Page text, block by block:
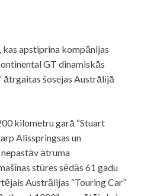
kas apstiprina kompānijas
GT dinamiskās
ātrgaitas šosejas Austrālijā
kilometru garā “Stuart
Alisspringsas un
ātruma
stūres sēdās 61 gadu
Austrālijas “Touring Car”